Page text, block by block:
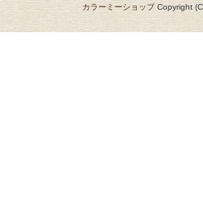
カラーミーショップCopyright